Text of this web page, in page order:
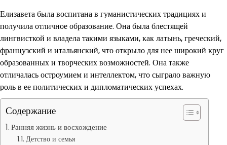
Елизавета была воспитана в гуманистических традициях и
получила отличное образование. Она была блестящей
лингвисткой и владела такими языками, как латынь, греческий,
французский и итальянский, что открыло для нее широкий круг
образованных и творческих возможностей. Она также
отличалась остроумием и интеллектом, что сыграло важную
роль в ее политических и дипломатических успехах.
Содержание
Ранняя жизнь и восхождение
Детство и семья